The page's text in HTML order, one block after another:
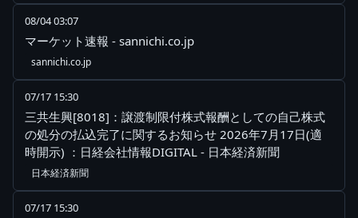
08/04 03:07
マーケット速報 - sannichi.co.jp
sannichi.co.jp
07/17 15:30
三共生興[8018]：譲渡制限付株式報酬としての自己株式
の処分の払込完了に関するお知らせ 2026年7月17日(適
時開示) ：日経会社情報DIGITAL - 日本経済新聞
日本経済新聞
07/17 15:30